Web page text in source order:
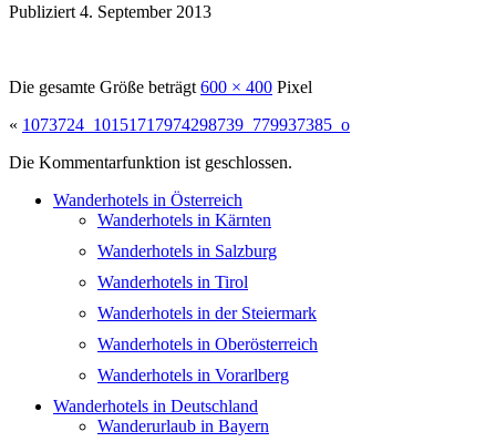
Publiziert 4. September 2013
Die gesamte Größe beträgt 600 × 400 Pixel
« 1073724_10151717974298739_779937385_o
Die Kommentarfunktion ist geschlossen.
Wanderhotels in Österreich
Wanderhotels in Kärnten
Wanderhotels in Salzburg
Wanderhotels in Tirol
Wanderhotels in der Steiermark
Wanderhotels in Oberösterreich
Wanderhotels in Vorarlberg
Wanderhotels in Deutschland
Wanderurlaub in Bayern